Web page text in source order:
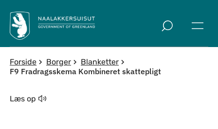
Forside Borger Blanketter
F9 Fradragsskema Kombineret skattepligt
Læs op